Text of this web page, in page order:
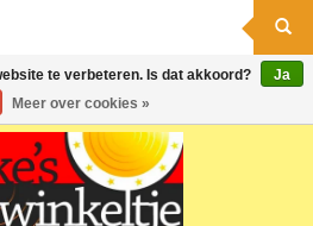
te verbeteren. Is dat akkoord?
Ja
Meer over cookies »